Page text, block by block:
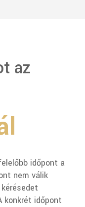
az
időpont a
nem válik
konkrét időpont